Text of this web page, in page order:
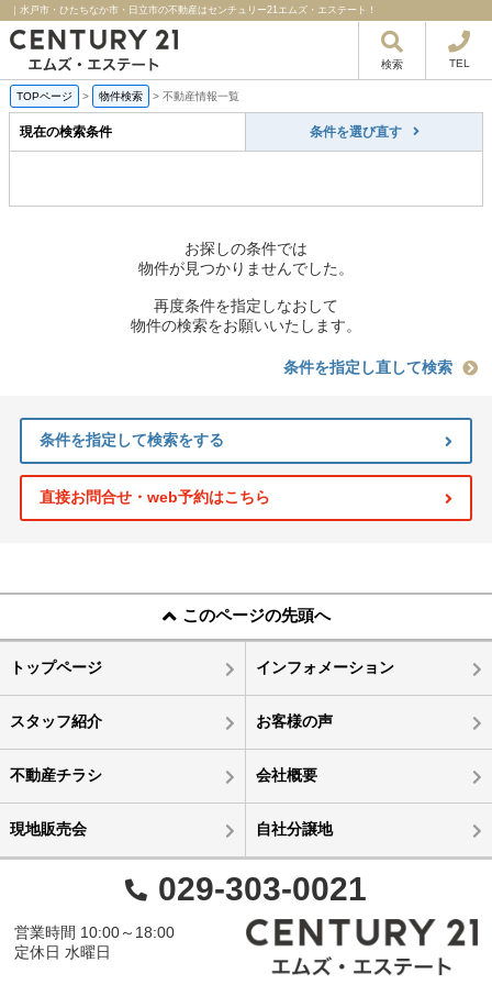
｜水戸市・ひたちなか市・日立市の不動産はセンチュリー21エムズ・エステート！
検索 TEL
TOPページ > 物件検索 > 不動産情報一覧
現在の検索条件 条件を選び直す
お探しの条件では
物件が見つかりませんでした。
再度条件を指定しなおして
物件の検索をお願いいたします。
条件を指定し直して検索
条件を指定して検索をする
直接お問合せ・web予約はこちら
このページの先頭へ
トップページ インフォメーション
スタッフ紹介 お客様の声
不動産チラシ 会社概要
現地販売会 自社分譲地
029-303-0021
営業時間 10:00～18:00
定休日 水曜日